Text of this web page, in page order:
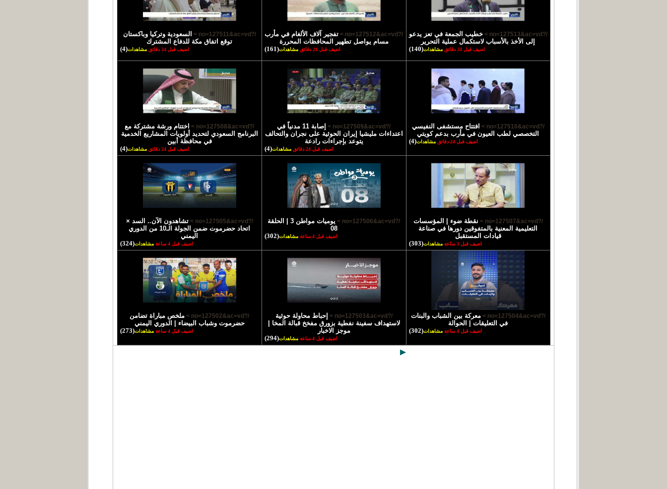
/?no=127513&ac=vd >
خطيب الجمعة في تعز يدعو
إلى الأخذ بالأسباب لاستكمال عملية التحرير
اضيف قبل 24 دقائق مشاهدات(140)
/?no=127512&ac=vd >
تفجير آلاف الألغام في مأرب
مسام يواصل تطهير المحافظات المحررة
اضيف قبل 24 دقائق مشاهدات(161)
/?no=127511&ac=vd >
السعودية وتركيا وباكستان
توقع اتفاق مكة للدفاع المشترك
اضيف قبل 24 دقائق مشاهدات(4)
/?no=127510&ac=vd >
افتتاح مستشفى النفيسي
التخصصي لطب العيون في مأرب بدعم كويتي
اضيف قبل 24 دقائق مشاهدات(4)
/?no=127509&ac=vd >
إصابة 11 مدنياً في
اعتداءات مليشيا إيران الحوثية على نجران والتحالف
يتوعد بإجراءات رادعة
اضيف قبل 24 دقائق مشاهدات(4)
/?no=127508&ac=vd >
اختتام ورشة مشتركة مع
البرنامج السعودي لتحديد أولويات المشاريع الخدمية
في محافظة أبين
اضيف قبل 24 دقائق مشاهدات(4)
/?no=127507&ac=vd >
نقطة ضوء | المؤسسات
التعليمية المعنية بالمتفوقين دورها في صناعة
قيادات المستقبل
اضيف قبل 3 ساعة مشاهدات(303)
/?no=127506&ac=vd >
يوميات مواطن 3 | الحلقة
08
اضيف قبل 4 ساعة مشاهدات(302)
/?no=127505&ac=vd >
تشاهدون الآن.. السد ×
اتحاد حضرموت ضمن الجولة الـ10 من الدوري
اليمني
اضيف قبل 4 ساعة مشاهدات(324)
/?no=127504&ac=vd >
معركة بين الشباب والبنات
في التعليقات | الحوالة
اضيف قبل 4 ساعة مشاهدات(302)
/?no=127503&ac=vd >
إحباط محاولة حوثية
لاستهداف سفينة نفطية بزورق مفخخ قبالة المخا |
موجز الاخبار
اضيف قبل 4 ساعة مشاهدات(294)
/?no=127502&ac=vd >
ملخص مباراة تضامن
حضرموت وشباب البيضاء | الدوري اليمني
اضيف قبل 4 ساعة مشاهدات(273)